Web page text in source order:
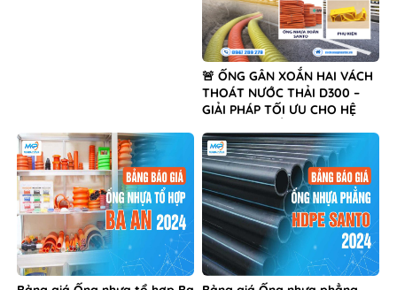
🚨 ỐNG GÂN XOẮN HAI VÁCH
THOÁT NƯỚC THẢI D300 –
GIẢI PHÁP TỐI ƯU CHO HỆ
GÂN XOẮN HAI VÁCH THOÁT
NƯỚC THẢI D400 – GIẢI PHÁP
TỐI ƯU CHO HỆ THỐNG HẠ
TẦNG 🚨